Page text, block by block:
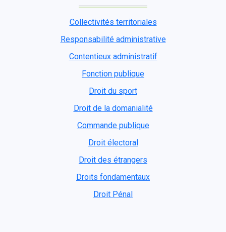
Collectivités territoriales
Responsabilité administrative
Contentieux administratif
Fonction publique
Droit du sport
Droit de la domanialité
Commande publique
Droit électoral
Droit des étrangers
Droits fondamentaux
Droit Pénal